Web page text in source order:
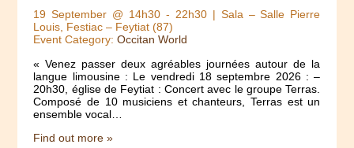
19 September @ 14h30 - 22h30| Sala – Salle Pierre
Louis, Festiac – Feytiat (87)
Event Category:Occitan World
« Venez passer deux agréables journées autour de la
langue limousine : Le vendredi 18 septembre 2026 : –
20h30, église de Feytiat : Concert avec le groupe Terras.
Composé de 10 musiciens et chanteurs, Terras est un
ensemble vocal…
Find out more »